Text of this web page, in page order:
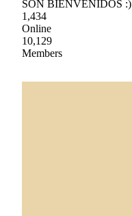
SON BIENVENIDOS :)
1,434
Online
10,129
Members